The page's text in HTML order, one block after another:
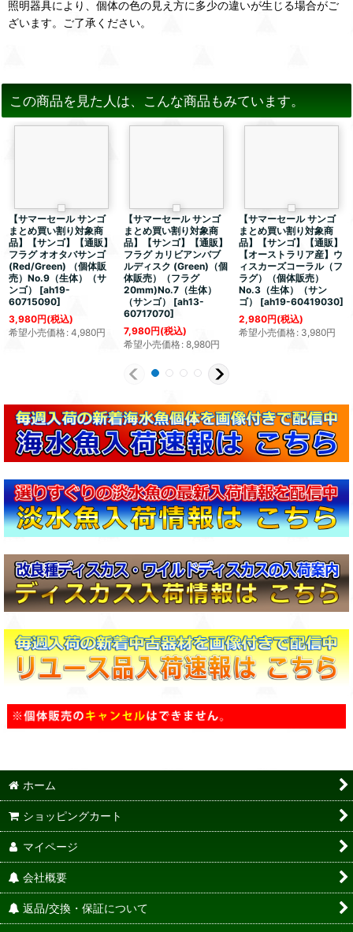
照明器具により、個体の色の見え方に多少の違いが生じる場合がご
ざいます。ご了承ください。
この商品を見た人は、こんな商品もみています。
【サマーセール サンゴ
まとめ買い割り対象商
品】【サンゴ】【通販】
フラグ オオタバサンゴ
(Red/Green) （個体販
売）No.9（生体）（サ
ンゴ）
[ah19-
60715090]
3,980円(税込)
希望小売価格: 4,980円
【サマーセール サンゴ
まとめ買い割り対象商
品】【サンゴ】【通販】
フラグ カリビアンバブ
ルディスク (Green)（個
体販売）（フラグ
20mm)No.7（生体）
（サンゴ）
[ah13-
60717070]
7,980円(税込)
希望小売価格: 8,980円
【サマーセール サンゴ
まとめ買い割り対象商
品】【サンゴ】【通販】
【オーストラリア産】ウ
ィスカーズコーラル（フ
ラグ）（個体販売）
No.3（生体）（サン
ゴ）
[ah19-60419030]
2,980円(税込)
希望小売価格: 3,980円
ホーム
ショッピングカート
マイページ
会社概要
返品/交換・保証について